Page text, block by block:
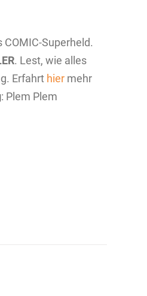
COMIC-Superheld.
. Lest, wie alles
Erfahrt hiermehr
: Plem Plem